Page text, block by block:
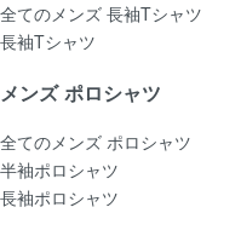
全てのメンズ 長袖Tシャツ
長袖Tシャツ
メンズ ポロシャツ
全てのメンズ ポロシャツ
半袖ポロシャツ
長袖ポロシャツ